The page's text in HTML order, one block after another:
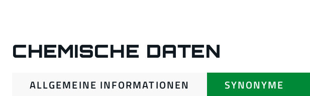
CHEMISCHE DATEN
ALLGEMEINE INFORMATIONEN SYNONYME